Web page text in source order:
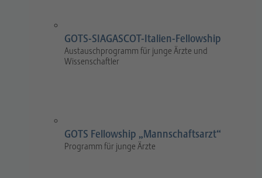
GOTS-SIAGASCOT-Italien-Fellowship
Austauschprogramm für junge Ärzte und
Wissenschaftler
GOTS Fellowship „Mannschaftsarzt“
Programm für junge Ärzte